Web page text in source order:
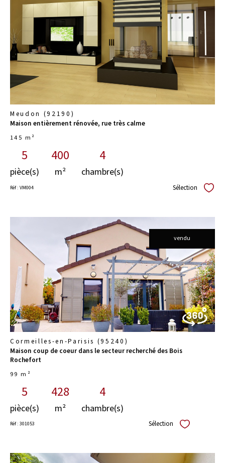
voir le
bien
Meudon (92190)
Maison entièrement rénovée, rue très calme
145 m²
5
pièce(s)
400
m²
4
chambre(s)
Réf : VM004 Sélection
vendu
voir le
bien
Cormeilles-en-Parisis (95240)
Maison coup de coeur dans le secteur recherché des Bois
Rochefort
99 m²
5
pièce(s)
428
m²
4
chambre(s)
Réf : 301053 Sélection Sélectionner